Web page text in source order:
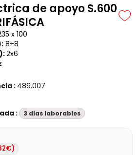
de apoyo S.600
x 100
8+8
2x6
: 489.007
:
3 días laborables